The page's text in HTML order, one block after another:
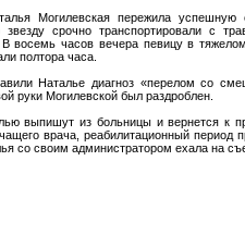
Могилевская пережила
звезду срочно транспортировали с
восемь часов вечера певицу в
полтора часа.
Наталье диагноз «перелом со
руки Могилевской был раздроблен.
выпишут из больницы и вернется к
врача, реабилитационный период
со своим администратором ехала на